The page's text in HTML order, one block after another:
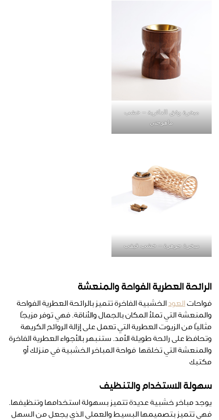
مبخرة وفق الدائرية – خشب
ماهوجني
مبخرة جوهرة – خشب قيقب
الرائحة العطرية الفواحة والمنعشة
فواحات العود الخشبية الفاخرة تتميز بالرائحة العطرية الفواحة
والمنعشة التي تملأ المكان بالجمال والأناقة. فهي توفر مزيجًا
مثاليًا من الزيوت العطرية التي تعمل على إزالة الروائح الكريهة
وتحافظ على رائحة طويلة الأمد. ستنبهر بالأجواء العطرية الفاخرة
والمنعشة التي تخلقها فواحة المباخر الخشبية في منزلك أو
مكتبك
سهولة الاستخدام والتنظيف
يوجد مباخر خشبية عديدة تتميز بسهولة استخدامها وتنظيفها.
فهي تتميز بتصميمها البسيط والعملي الذي يجعل من السهل